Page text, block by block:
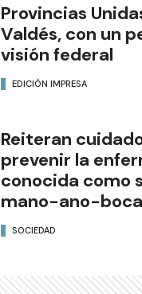
Provincias
Valdés, con un
visión federal
EDICIÓN IMPRESA
Reiteran
prevenir la
conocida como
mano-ano-boca
SOCIEDAD